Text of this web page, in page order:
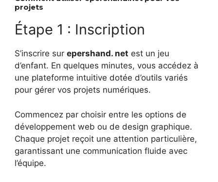
projets
Étape 1 : Inscription
S’inscrire sur epershand. net est un jeu
d’enfant. En quelques minutes, vous accédez à
une plateforme intuitive dotée d’outils variés
pour gérer vos projets numériques.
Commencez par choisir entre les options de
développement web ou de design graphique.
Chaque projet reçoit une attention particulière,
garantissant une communication fluide avec
l’équipe.